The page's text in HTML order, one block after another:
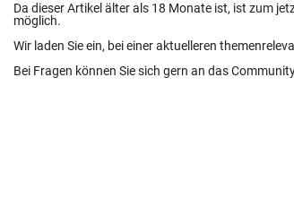
Da dieser Artikel älter als 18 Monate ist, ist zum
möglich.
Wir laden Sie ein, bei einer aktuelleren
Bei Fragen können Sie sich gern an das